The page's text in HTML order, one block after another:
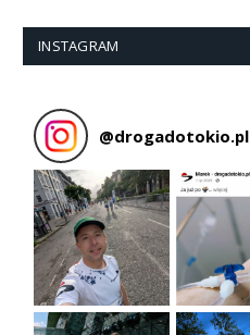
INSTAGRAM
@drogadotokio.pl